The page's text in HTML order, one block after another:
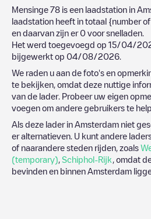
Mensinge 78 is een laadstation in
laadstation heeft in totaal {number
en daarvan zijn er 0 voor snelladen.
Het werd toegevoegd op 15/04/
bijgewerkt op 04/08/2026
We raden u aan de foto's en
te bekijken, omdat deze nuttige
van de lader. Probeer uw eigen
voegen om andere gebruikers te
Als deze lader in Amsterdam niet
er alternatieven. U kunt andere
of naarandere steden rijden, zoals
(temporary) Schiphol-Rijk , omdat
bevinden en binnen Amsterdam